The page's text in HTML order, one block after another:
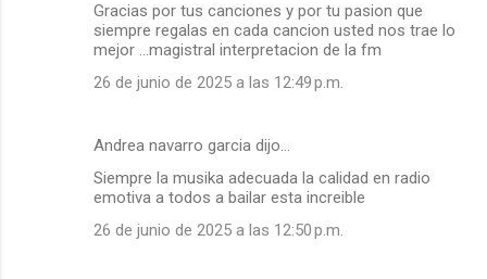
Gracias por tus canciones y por tu pasion que
siempre regalas en cada cancion usted nos trae lo
mejor ...magistral interpretacion de la fm
26 de junio de 2025 a las 12:49 p.m.
Andrea navarro garcia dijo…
Siempre la musika adecuada la calidad en radio
emotiva a todos a bailar esta increible
26 de junio de 2025 a las 12:50 p.m.